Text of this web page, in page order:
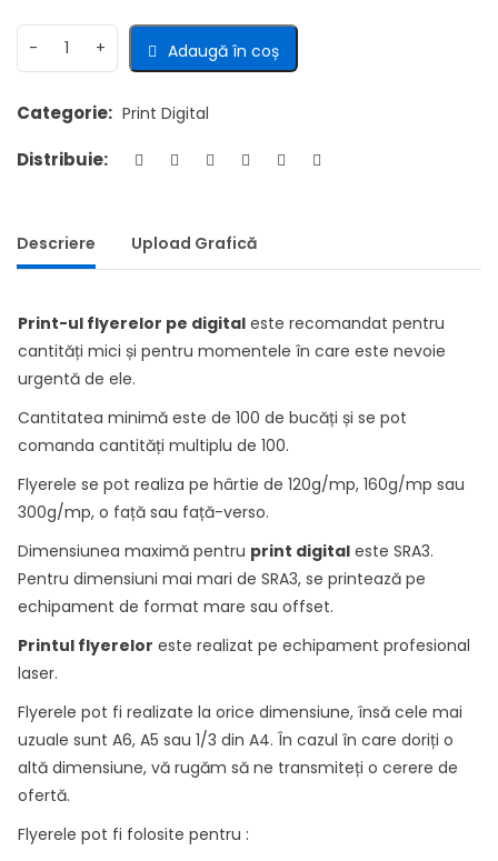
Adaugă în coș
Categorie: Print Digital
Distribuie:
Descriere Upload Grafică
Print-ul flyerelor pe digital este recomandat pentru
cantități mici și pentru momentele în care este nevoie
urgentă de ele.
Cantitatea minimă este de 100 de bucăți și se pot
comanda cantități multiplu de 100.
Flyerele se pot realiza pe hârtie de 120g/mp, 160g/mp sau
300g/mp, o față sau față-verso.
Dimensiunea maximă pentru print digital este SRA3.
Pentru dimensiuni mai mari de SRA3, se printează pe
echipament de format mare sau offset.
Printul flyerelor este realizat pe echipament profesional
laser.
Flyerele pot fi realizate la orice dimensiune, însă cele mai
uzuale sunt A6, A5 sau 1/3 din A4. În cazul în care doriți o
altă dimensiune, vă rugăm să ne transmiteți o cerere de
ofertă.
Flyerele pot fi folosite pentru :